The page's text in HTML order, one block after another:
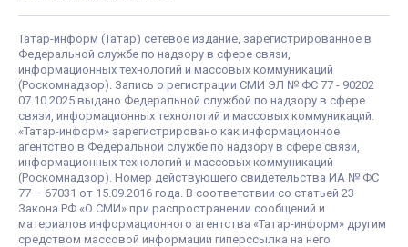
Татар-информ (Татар) сетевое издание, зарегистрированное в
Федеральной службе по надзору в сфере связи,
информационных технологий и массовых коммуникаций
(Роскомнадзор). Запись о регистрации СМИ ЭЛ № ФС 77 - 90202
07.10.2025 выдано Федеральной службой по надзору в сфере
связи, информационных технологий и массовых коммуникаций.
«Татар-информ» зарегистрировано как информационное
агентство в Федеральной службе по надзору в сфере связи,
информационных технологий и массовых коммуникаций
(Роскомнадзор). Номер действующего свидетельства ИА № ФС
77 – 67031 от 15.09.2016 года. В соответствии со статьей 23
Закона РФ «О СМИ» при распространении сообщений и
материалов информационного агентства «Татар-информ» другим
средством массовой информации гиперссылка на него